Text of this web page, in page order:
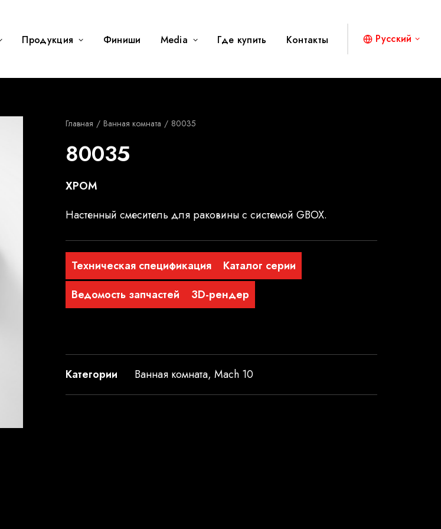
Продукция Финиши Media Где купить Контакты Русский
Главная Ванная комната 80035
80035
ХРОМ
Настенный смеситель для раковины с системой GBOX.
Техническая спецификация
Каталог серии
Ведомость запчастей
3D-рендер
Категории Ванная комната, Mach 10